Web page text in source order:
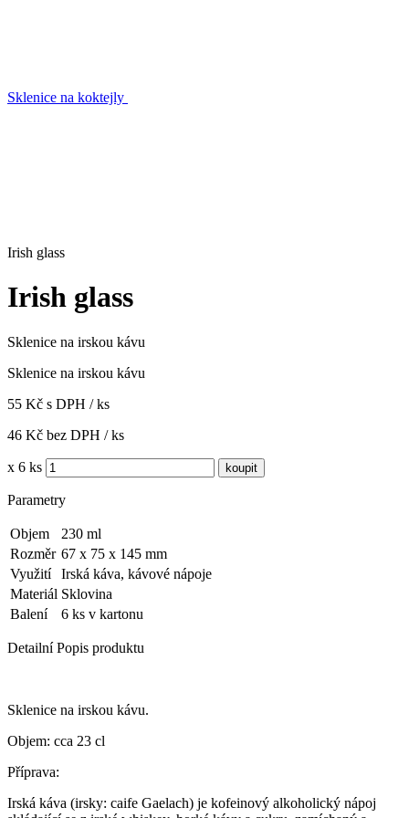
Sklenice na koktejly
Irish glass
Irish glass
Sklenice na irskou kávu
Sklenice na irskou kávu
55 Kč s DPH / ks
46 Kč bez DPH / ks
x 6 ks
Parametry
Objem
230 ml
Rozměr 67 x 75 x 145 mm
Využití
Irská káva, kávové nápoje
Materiál Sklovina
Balení
6 ks v kartonu
Detailní Popis produktu
Sklenice na irskou kávu.
Objem: cca 23 cl
Příprava:
Irská káva (irsky: caife Gaelach) je kofeinový alkoholický nápoj